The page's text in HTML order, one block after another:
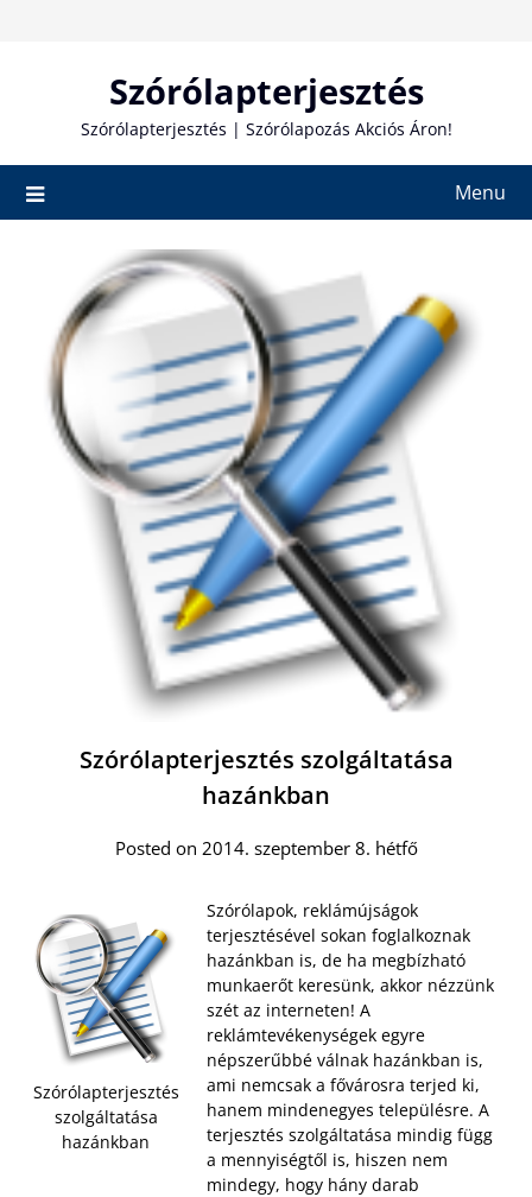
Szórólapterjesztés
Szórólapterjesztés | Szórólapozás Akciós Áron!
Menu
Szórólapterjesztés szolgáltatása
hazánkban
Posted on 2014. szeptember 8. hétfő
Szórólapterjesztés
szolgáltatása
hazánkban
Szórólapok, reklámújságok
terjesztésével sokan foglalkoznak
hazánkban is, de ha megbízható
munkaerőt keresünk, akkor nézzünk
szét az interneten! A
reklámtevékenységek egyre
népszerűbbé válnak hazánkban is,
ami nemcsak a fővárosra terjed ki,
hanem mindenegyes településre. A
terjesztés szolgáltatása mindig függ
a mennyiségtől is, hiszen nem
mindegy, hogy hány darab